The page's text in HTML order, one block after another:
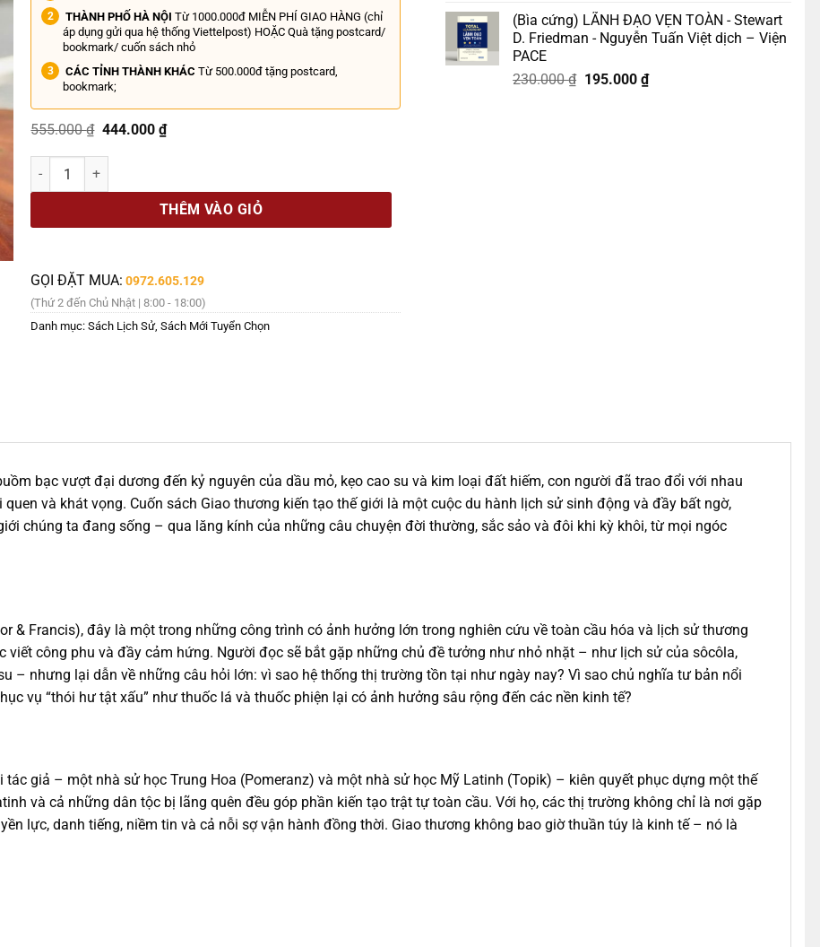
THÀNH PHỐ HÀ NỘI Từ 1000.000đ MIỄN PHÍ GIAO HÀNG (chỉ
áp dụng gửi qua hệ thống Viettelpost) HOẶC Quà tặng postcard/
bookmark/ cuốn sách nhỏ
CÁC TỈNH THÀNH KHÁC Từ 500.000đ tặng postcard,
bookmark;
555.000₫ Giá
là:
444.000₫Giá
[Bìa cứng] GIAO THƯƠNG KIẾN TẠO THẾ GIỚI – Kenneth Pomeran, Steven Topik – Lê Doãn Anh Quân, Phạm Danh Việt dịch - Book Hunter
THÊM VÀO GIỎ
GỌI ĐẶT MUA: 0972.605.129
(Thứ 2 đến Chủ Nhật | 8:00 - 18:00)
Danh mục:Sách Lịch Sử,Sách Mới Tuyển Chọn
là:
218.000 ₫.
tại
là:
(Bìa cứng) LÃNH ĐẠO VẸN TOÀN - Stewart
D. Friedman - Nguyễn Tuấn Việt dịch – Viện
PACE
230.000₫ Giá
195.000 ₫Giá
bạc vượt đại dương đến kỷ nguyên của dầu mỏ, kẹo cao su và kim loại đất hiếm, con người đã trao đổi với nhau
và khát vọng. Cuốn sách Giao thương kiến tạo thế giới là một cuộc du hành lịch sử sinh động và đầy bất ngờ,
chúng ta đang sống – qua lăng kính của những câu chuyện đời thường, sắc sảo và đôi khi kỳ khôi, từ mọi ngóc
& Francis), đây là một trong những công trình có ảnh hưởng lớn trong nghiên cứu về toàn cầu hóa và lịch sử thương
viết công phu và đầy cảm hứng. Người đọc sẽ bắt gặp những chủ đề tưởng như nhỏ nhặt – như lịch sử của sôcôla,
– nhưng lại dẫn về những câu hỏi lớn: vì sao hệ thống thị trường tồn tại như ngày nay? Vì sao chủ nghĩa tư bản nổi
vụ “thói hư tật xấu” như thuốc lá và thuốc phiện lại có ảnh hưởng sâu rộng đến các nền kinh tế?
tác giả – một nhà sử học Trung Hoa (Pomeranz) và một nhà sử học Mỹ Latinh (Topik) – kiên quyết phục dựng một thế
và cả những dân tộc bị lãng quên đều góp phần kiến tạo trật tự toàn cầu. Với họ, các thị trường không chỉ là nơi gặp
lực, danh tiếng, niềm tin và cả nỗi sợ vận hành đồng thời. Giao thương không bao giờ thuần túy là kinh tế – nó là